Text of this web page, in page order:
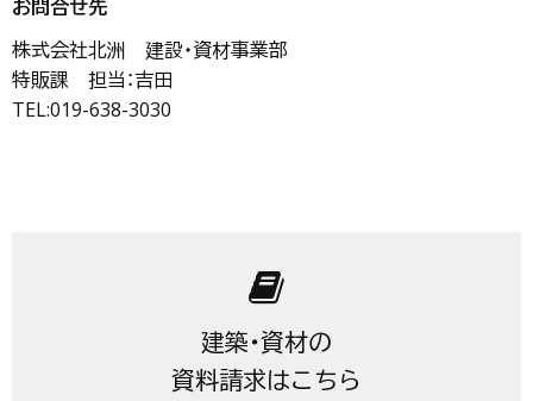
お問合せ先
株式会社北洲 建設・資材事業部
特販課 担当：吉田
TEL:019-638-3030
建築・資材の
資料請求はこちら